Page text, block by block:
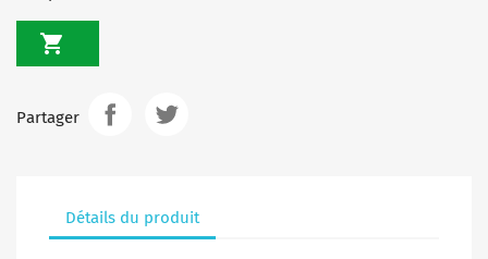

Partager
Détails du produit